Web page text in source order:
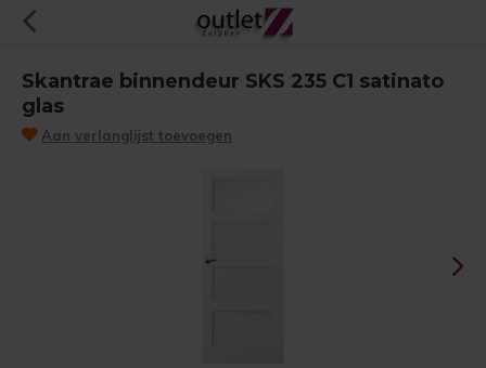
Skantrae binnendeur SKS 235 C1 satinato
glas
Aan verlanglijst toevoegen